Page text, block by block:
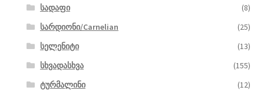
სადაფი
(8)
სარდიონი/Carnelian
(25)
სელენიტი
(13)
სხვადასხვა
(155)
ტურმალინი
(12)